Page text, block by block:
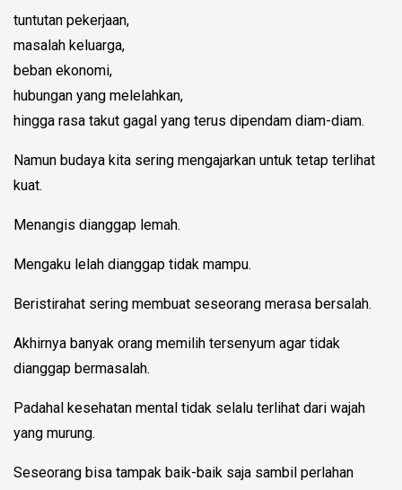
tuntutan pekerjaan,
masalah keluarga,
beban ekonomi,
hubungan yang melelahkan,
hingga rasa takut gagal yang terus dipendam diam-diam.
Namun budaya kita sering mengajarkan untuk tetap terlihat
kuat.
Menangis dianggap lemah.
Mengaku lelah dianggap tidak mampu.
Beristirahat sering membuat seseorang merasa bersalah.
Akhirnya banyak orang memilih tersenyum agar tidak
dianggap bermasalah.
Padahal kesehatan mental tidak selalu terlihat dari wajah
yang murung.
Seseorang bisa tampak baik-baik saja sambil perlahan